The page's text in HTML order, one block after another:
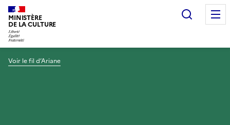
MINISTÈRE
DE LA CULTURE
Voir le fil d’Ariane